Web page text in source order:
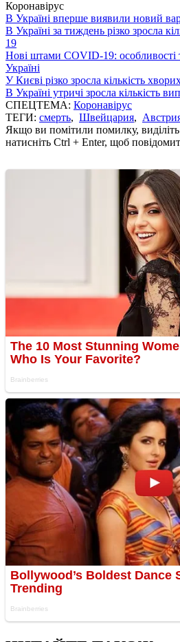
Коронавірус
В Україні вперше виявили новий
В Україні за тиждень різко зросла
19
Нові штами COVID-19: особливості
Україні
У Києві різко зросла кількість
В Україні утричі зросла кількість
СПЕЦТЕМА: Коронавірус
ТЕГИ: смерть, Швейцария,
Якщо ви помітили помилку, виділіть
натисніть Ctrl + Enter, щоб